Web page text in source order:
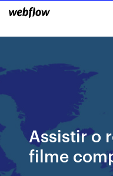
Assistir o
filme